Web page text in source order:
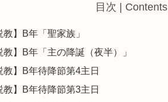
目次 | Contents
教】B年「聖家族」
教】B年「主の降誕（夜半）」
教】B年待降節第4主日
教】B年待降節第3主日